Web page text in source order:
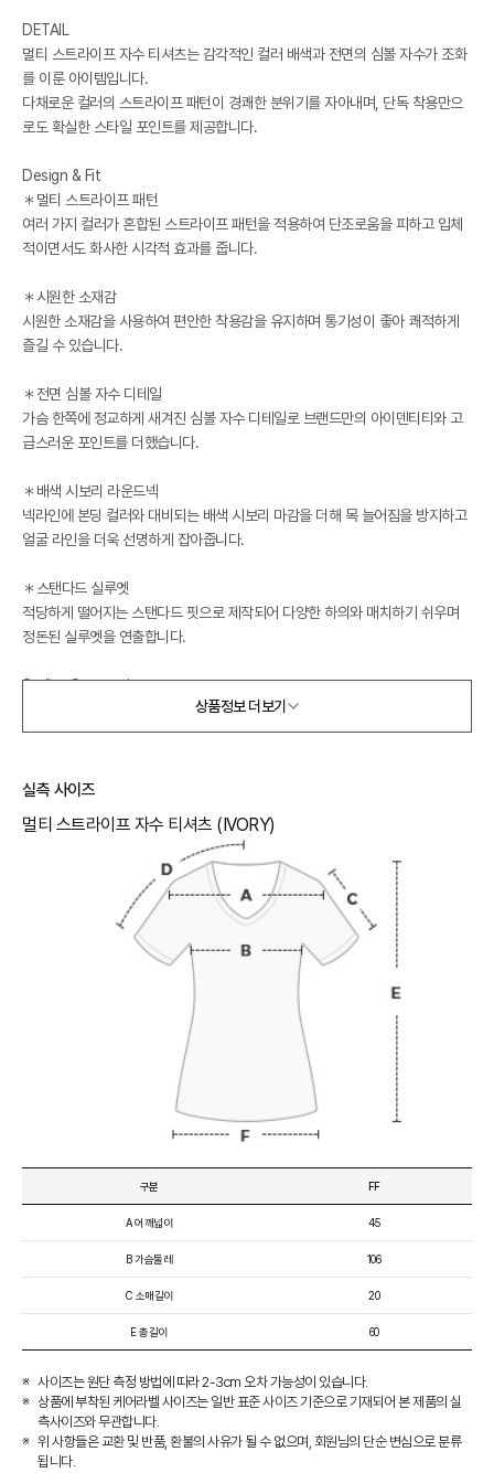
DETAIL
멀티 스트라이프 자수 티셔츠는 감각적인 컬러 배색과 전면의 심볼 자수가 조화
를 이룬 아이템입니다.
다채로운 컬러의 스트라이프 패턴이 경쾌한 분위기를 자아내며, 단독 착용만으
로도 확실한 스타일 포인트를 제공합니다.
Design & Fit
＊멀티 스트라이프 패턴
여러 가지 컬러가 혼합된 스트라이프 패턴을 적용하여 단조로움을 피하고 입체
적이면서도 화사한 시각적 효과를 줍니다.
＊시원한 소재감
시원한 소재감을 사용하여 편안한 착용감을 유지하며 통기성이 좋아 쾌적하게
즐길 수 있습니다.
＊전면 심볼 자수 디테일
가슴 한쪽에 정교하게 새겨진 심볼 자수 디테일로 브랜드만의 아이덴티티와 고
급스러운 포인트를 더했습니다.
＊배색 시보리 라운드넥
넥라인에 본딩 컬러와 대비되는 배색 시보리 마감을 더해 목 늘어짐을 방지하고
얼굴 라인을 더욱 선명하게 잡아줍니다.
＊스탠다드 실루엣
적당하게 떨어지는 스탠다드 핏으로 제작되어 다양한 하의와 매치하기 쉬우며
정돈된 실루엣을 연출합니다.
Styling Suggestion
데님 팬츠나 화이트 팬츠와 매치하여 스트라이프 컬러감을 강조한 캐주얼 룩을
연출하기 좋습니다.
일을 완성하기에 적합합니다.
상품정보 더보기
실측 사이즈
멀티 스트라이프 자수 티셔츠 (IVORY)
구분
A 어깨넓이
B 가슴둘레
C 소매길이
E 총길이
FF
45
106
20
60
사이즈는 원단 측정 방법에 따라 2-3cm 오차 가능성이 있습니다.
상품에 부착된 케어라벨 사이즈는 일반 표준 사이즈 기준으로 기재되어 본 제품의 실
측사이즈와 무관합니다.
위 사항들은 교환 및 반품, 환불의 사유가 될 수 없으며, 회원님의 단순 변심으로 분류
됩니다.